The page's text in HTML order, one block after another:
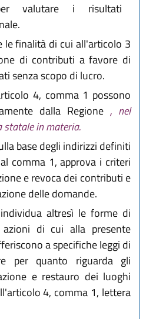
valutare i risultati
le finalità di cui all'articolo 3
di contributi a favore di
senza scopo di lucro.
4, comma 1 possono
dalla Regione , nel
in materia.
base degli indirizzi definiti
comma 1, approva i criteri
e revoca dei contributi e
delle domande.
altresì le forme di
di cui alla presente
a specifiche leggi di
per quanto riguarda gli
e restauro dei luoghi
4, comma 1, lettera